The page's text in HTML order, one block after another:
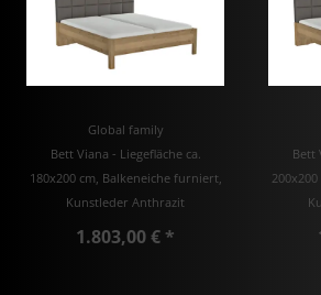
Global family
Bett Viana - Liegefläche ca.
180x200 cm, Balkeneiche furniert,
Kunstleder Anthrazit
1.803,00 € *
Bett